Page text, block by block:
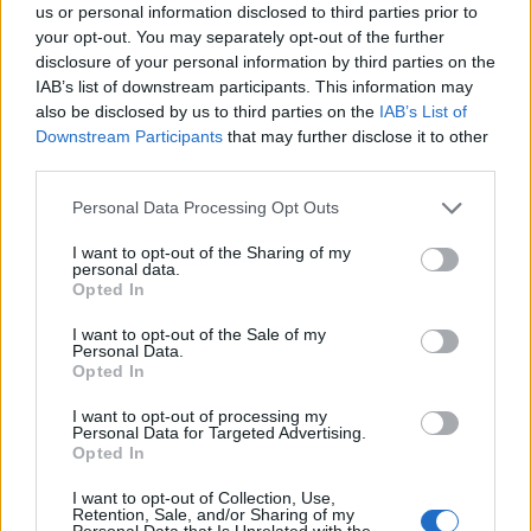
us or personal information disclosed to third parties prior to
your opt-out. You may separately opt-out of the further
disclosure of your personal information by third parties on the
IAB’s list of downstream participants. This information may
also be disclosed by us to third parties on the IAB’s List of
Downstream Participants that may further disclose it to other
Personal Data Processing Opt Outs
I want to opt-out of the Sharing of my
personal data.
Opted In
I want to opt-out of the Sale of my
Personal Data.
Opted In
I want to opt-out of processing my
Personal Data for Targeted Advertising.
Opted In
I want to opt-out of Collection, Use,
Retention, Sale, and/or Sharing of my
Risultati Serie A2 - Girone
4
Romagna - Primavera 53-12
Livorno - Civitavecchia 40-14
Villa Pamphili - Rugby Roma 17-52
Classifica Serie A2 -
Girone 4
22 - Unione Rugby Firenze
20 - Livorno Rugby S.R.L.
16 - Civitavecchia Rugby